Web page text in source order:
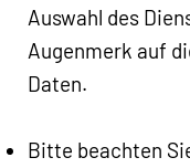
Auswahl des
Augenmerk auf
Daten.
Bitte beachten